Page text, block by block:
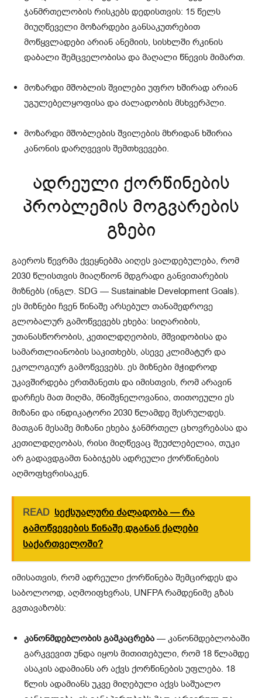
ჯანმრთელობის რისკებს დედისთვის: 15 წელს
მიუღწეველი მოზარდები განსაკუთრებით
მოწყვლადები არიან ანემიის, სისხლში რკინის
დაბალი შემცველობისა და მაღალი წნევის მიმართ.
მოზარდი მშობლის შვილები უფრო ხშირად არიან
უგულებელყოფისა და ძალადობის მსხვერპლი.
მოზარდი მშობლების შვილების მხრიდან ხშირია
კანონის დარღვევის შემთხვევები.
ადრეული ქორწინების
პრობლემის მოგვარების
გზები
გაეროს წევრმა ქვეყნებმა აიღეს ვალდებულება, რომ
2030 წლისთვის მიაღწიონ მდგრადი განვითარების
მიზნებს (ინგლ. SDG — Sustainable Development Goals).
ეს მიზნები ჩვენ წინაშე არსებულ თანამედროვე
გლობალურ გამოწვევებს ეხება: სიღარიბის,
უთანასწორობის, კეთილდღეობის, მშვიდობისა და
სამართლიანობის საკითხებს, ასევე კლიმატურ და
ეკოლოგიურ გამოწვევებს. ეს მიზნები მჭიდროდ
უკავშირდება ერთმანეთს და იმისთვის, რომ არავინ
დარჩეს მათ მიღმა, მნიშვნელოვანია, თითოეული ეს
მიზანი და ინდიკატორი 2030 წლამდე შესრულდეს.
მათგან მესამე მიზანი ეხება ჯანმრთელ ცხოვრებასა და
კეთილდღეობას, რისი მიღწევაც შეუძლებელია, თუკი
არ გადავდგამთ ნაბიჯებს ადრეული ქორწინების
აღმოფხვრისაკენ.
READ სექსუალური ძალადობა — რა
გამოწვევების წინაშე დგანან ქალები
საქართველოში?
იმისათვის, რომ ადრეული ქორწინება შემცირდეს და
საბოლოოდ, აღმოიფხვრას, UNFPA რამდენიმე გზას
გვთავაზობს:
კანონმდებლობის გამკაცრება — კანონმდებლობაში
გარკვევით უნდა იყოს მითითებული, რომ 18 წლამდე
ასაკის ადამიანს არ აქვს ქორწინების უფლება. 18
წლის ადამიანს უკვე მიღებული აქვს საშუალო